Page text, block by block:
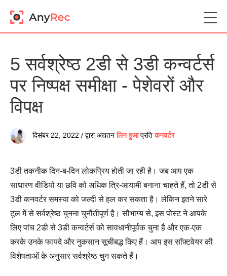
5 सर्वश्रेष्ठ 2डी से 3डी कन्वर्टर्स
पर निष्पक्ष समीक्षा - पेशेवरों और
विपक्ष
दिसंबर 22, 2022 / द्वारा अद्यतन लिन हुआप्रतिकनवर्टर
3डी तकनीक दिन-ब-दिन लोकप्रिय होती जा रही है। जब आप एक
साधारण वीडियो या छवि को अधिक त्रि-आयामी बनाना चाहते हैं, तो 2डी से
3डी कनवर्टर समस्या को जल्दी से हल कर सकता है। लेकिन इतने सारे
टूल में से सर्वश्रेष्ठ चुनना चुनौतीपूर्ण है। सौभाग्य से, इस पोस्ट ने आपके
लिए पांच 2डी से 3डी कन्वर्टर्स को सावधानीपूर्वक चुना है और एक-एक
करके उनके फायदे और नुकसान सूचीबद्ध किए हैं। आप इस सॉफ़्टवेयर की
विशेषताओं के अनुसार सर्वश्रेष्ठ चुन सकते हैं।